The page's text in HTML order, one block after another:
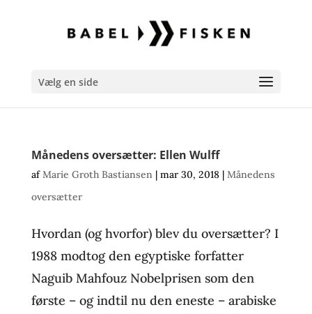
Vælg en side
Månedens oversætter: Ellen Wulff
afMarie Groth Bastiansen| mar 30, 2018| Månedens
oversætter
Hvordan (og hvorfor) blev du oversætter? I
1988 modtog den egyptiske forfatter
Naguib Mahfouz Nobelprisen som den
første – og indtil nu den eneste – arabiske